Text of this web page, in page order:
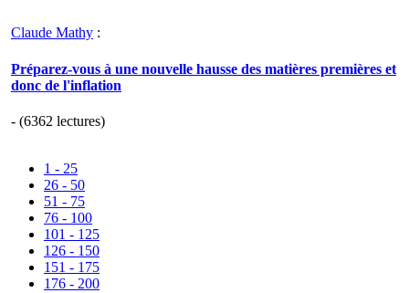
Claude Mathy :
Préparez-vous à une nouvelle hausse des matières premières et
donc de l'inflation
- (6362 lectures)
1 - 25
26 - 50
51 - 75
76 - 100
101 - 125
126 - 150
151 - 175
176 - 200